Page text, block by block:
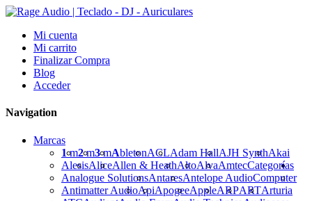
Mi cuenta
Mi carrito
Finalizar Compra
Blog
Acceder
Navigation
Marcas
1m2m3mAbletonACLAdam HallAJH SynthAkai
AlesisAliceAllen & HeathAltoAlvaAmtec
Analogue SolutionsAntaresAntelope Audio
Antimatter AudioApiApogeeAppleARPARTArturia
Categorías
Computer